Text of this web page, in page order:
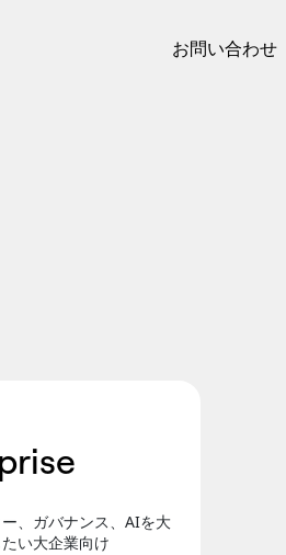
お問い合わせ
、ガバナンス、AIを大
い大企業向け